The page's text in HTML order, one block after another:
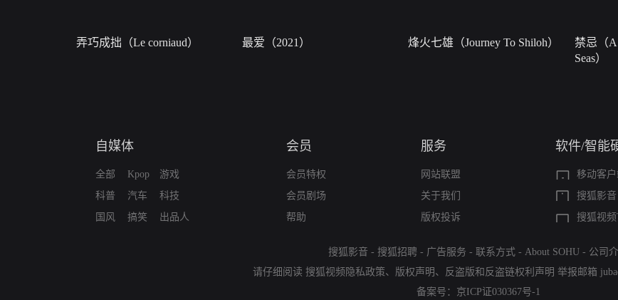
弄巧成拙（Le corniaud） 最爱（2021） 烽火七雄（Journey To Shiloh）
禁忌（A
Seas）
自媒体
全部
科普
国风
Kpop
汽车
搞笑
游戏
科技
出品人
会员
会员特权
会员剧场
帮助
服务
网站联盟
关于我们
版权投诉
软件/智能
移动客
搜狐影音
搜狐视
搜狐影音 - 搜狐招聘 - 广告服务 - 联系方式 - About SOHU - 公司
请仔细阅读 搜狐视频隐私政策、 版权声明 、 反盗版和反盗链权利声明 举报邮箱
备案号： 京ICP证030367号-1